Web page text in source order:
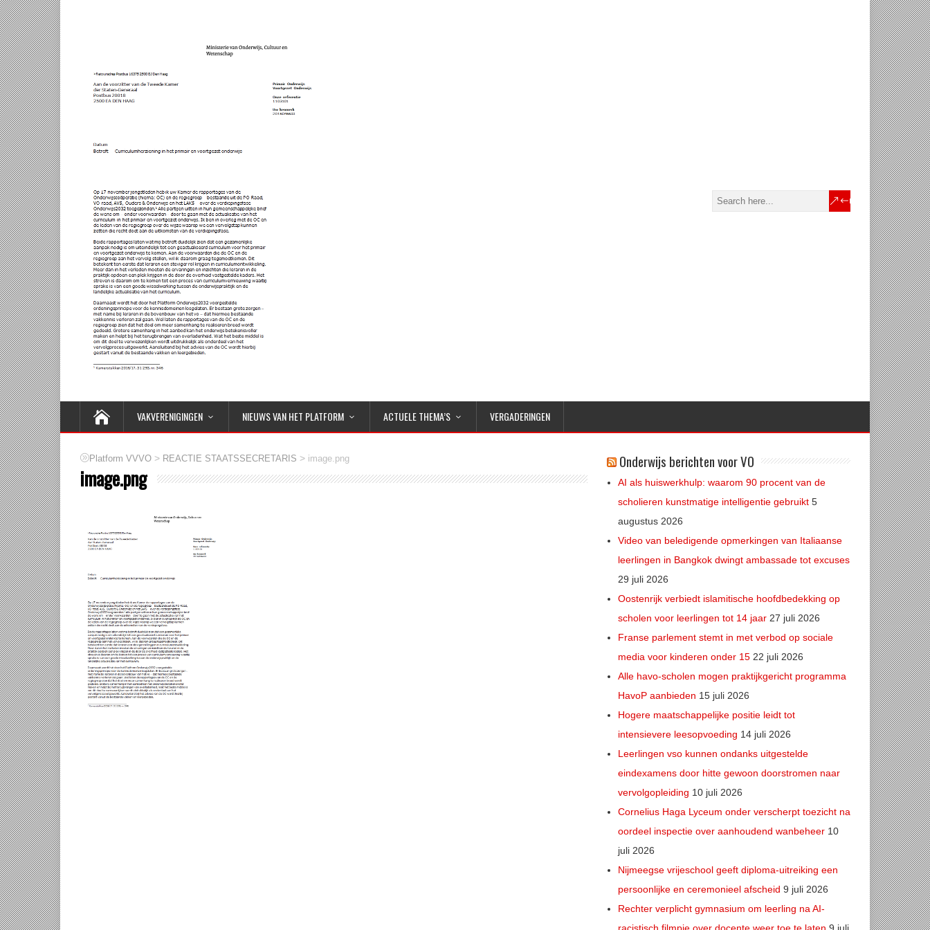
VAKVERENIGINGEN NIEUWS VAN HET PLATFORM ACTUELE THEMA’S VERGADERINGEN
Platform VVVO > REACTIE STAATSSECRETARIS > image.png
image.png
Onderwijs berichten voor VO
AI als huiswerkhulp: waarom 90 procent van de
scholieren kunstmatige intelligentie gebruikt 5
augustus 2026
Video van beledigende opmerkingen van Italiaanse
leerlingen in Bangkok dwingt ambassade tot excuses
29 juli 2026
Oostenrijk verbiedt islamitische hoofdbedekking op
scholen voor leerlingen tot 14 jaar 27 juli 2026
Franse parlement stemt in met verbod op sociale
media voor kinderen onder 15 22 juli 2026
Alle havo-scholen mogen praktijkgericht programma
HavoP aanbieden 15 juli 2026
Hogere maatschappelijke positie leidt tot
intensievere leesopvoeding 14 juli 2026
Leerlingen vso kunnen ondanks uitgestelde
eindexamens door hitte gewoon doorstromen naar
vervolgopleiding 10 juli 2026
Cornelius Haga Lyceum onder verscherpt toezicht na
oordeel inspectie over aanhoudend wanbeheer 10
juli 2026
Nijmeegse vrijeschool geeft diploma-uitreiking een
persoonlijke en ceremonieel afscheid 9 juli 2026
Rechter verplicht gymnasium om leerling na AI-